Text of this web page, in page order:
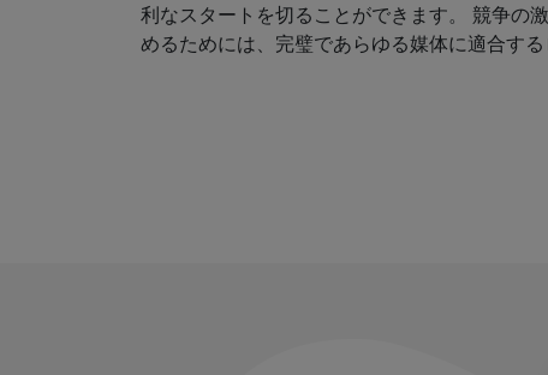
利なスタートを切ることができます。 競争の
めるためには、完璧であらゆる媒体に適合する